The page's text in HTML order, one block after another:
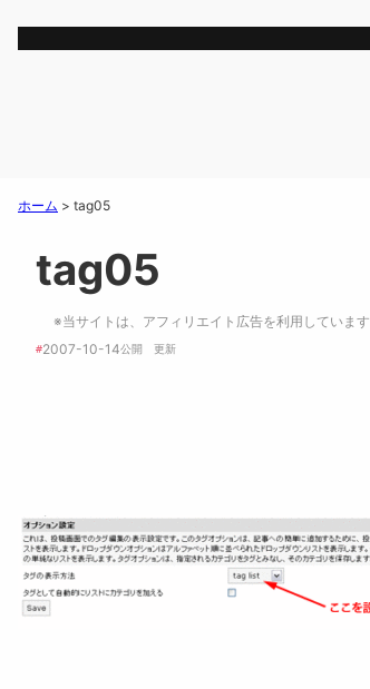
ホーム > tag05
tag05
※当サイトは、アフィリエイト広告を利用しています
#2007-10-14公開 更新